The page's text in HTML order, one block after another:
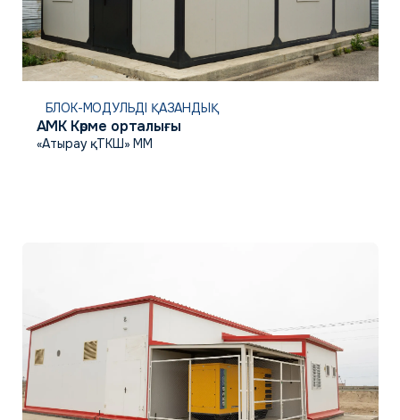
БЛОК-МОДУЛЬДІ ҚАЗАНДЫҚ
АМК Көрме орталығы
«Атырау қ. ТКШ» ММ